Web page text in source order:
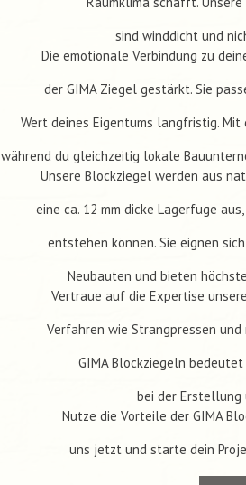
sind winddicht und
Die emotionale Verbindung zu
der GIMA Ziegel gestärkt. Sie
Wert deines Eigentums langfristig.
während du gleichzeitig lokale
Unsere Blockziegel werden aus
eine ca. 12 mm dicke Lagerfuge
entstehen können. Sie eignen
Neubauten und bieten
Vertraue auf die Expertise
Verfahren wie Strangpressen
GIMA Blockziegeln
bei der Erstellung
Nutze die Vorteile der GIMA
uns jetzt und starte dein